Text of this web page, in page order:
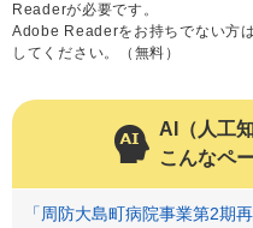
Readerが必要です。
Adobe Readerをお持ちでない方
してください。（無料）
AI（人工
こんなペ
「周防大島町病院事業第2期